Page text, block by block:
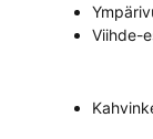
Viihde-